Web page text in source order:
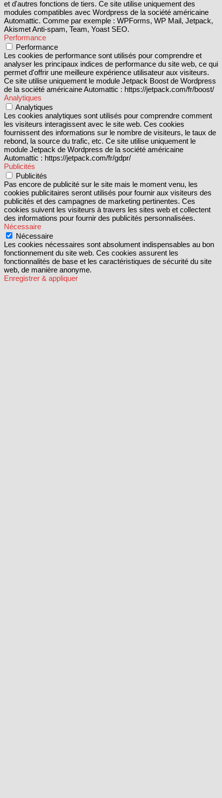
et d'autres fonctions de tiers. Ce site utilise uniquement des
modules compatibles avec Wordpress de la société américaine
Automattic. Comme par exemple : WPForms, WP Mail, Jetpack,
Akismet Anti-spam, Team, Yoast SEO.
Performance
Performance
Les cookies de performance sont utilisés pour comprendre et
analyser les principaux indices de performance du site web, ce qui
permet d'offrir une meilleure expérience utilisateur aux visiteurs.
Ce site utilise uniquement le module Jetpack Boost de Wordpress
de la société américaine Automattic : https://jetpack.com/fr/boost/
Analytiques
Analytiques
Les cookies analytiques sont utilisés pour comprendre comment
les visiteurs interagissent avec le site web. Ces cookies
fournissent des informations sur le nombre de visiteurs, le taux de
rebond, la source du trafic, etc. Ce site utilise uniquement le
module Jetpack de Wordpress de la société américaine
Automattic : https://jetpack.com/fr/gdpr/
Publicités
Publicités
Pas encore de publicité sur le site mais le moment venu, les
cookies publicitaires seront utilisés pour fournir aux visiteurs des
publicités et des campagnes de marketing pertinentes. Ces
cookies suivent les visiteurs à travers les sites web et collectent
des informations pour fournir des publicités personnalisées.
Nécessaire
Nécessaire
Les cookies nécessaires sont absolument indispensables au bon
fonctionnement du site web. Ces cookies assurent les
fonctionnalités de base et les caractéristiques de sécurité du site
web, de manière anonyme.
Enregistrer & appliquer